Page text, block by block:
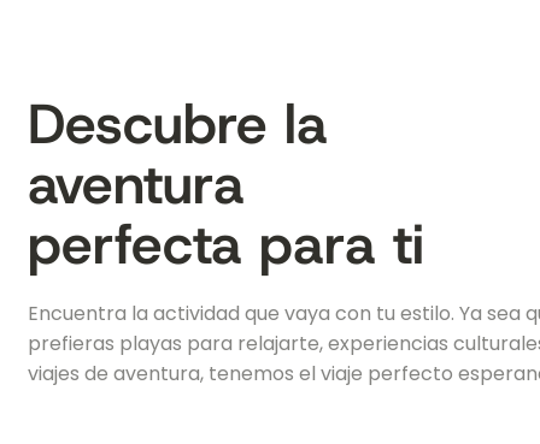
Descubre la
aventura
perfecta para ti
Encuentra la actividad que vaya con tu estilo. Ya sea
prefieras playas para relajarte, experiencias
viajes de aventura, tenemos el viaje perfecto